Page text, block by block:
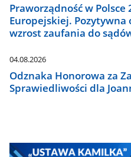
Praworządność w
Europejskiej.
wzrost zaufania do
04.08.2026
Odznaka Honorowa za
Sprawiedliwości dla